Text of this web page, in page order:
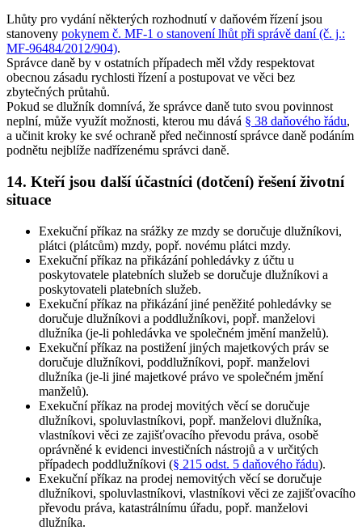
Lhůty pro vydání některých rozhodnutí v daňovém řízení jsou
stanoveny pokynem č. MF-1 o stanovení lhůt při správě daní (č. j.:
MF-96484/2012/904).
Správce daně by v ostatních případech měl vždy respektovat
obecnou zásadu rychlosti řízení a postupovat ve věci bez
zbytečných průtahů.
Pokud se dlužník domnívá, že správce daně tuto svou povinnost
neplní, může využít možnosti, kterou mu dává § 38 daňového řádu,
a učinit kroky ke své ochraně před nečinností správce daně podáním
podnětu nejblíže nadřízenému správci daně.
14. Kteří jsou další účastníci (dotčení) řešení životní
situace
Exekuční příkaz na srážky ze mzdy se doručuje dlužníkovi,
plátci (plátcům) mzdy, popř. novému plátci mzdy.
Exekuční příkaz na přikázání pohledávky z účtu u
poskytovatele platebních služeb se doručuje dlužníkovi a
poskytovateli platebních služeb.
Exekuční příkaz na přikázání jiné peněžité pohledávky se
doručuje dlužníkovi a poddlužníkovi, popř. manželovi
dlužníka (je-li pohledávka ve společném jmění manželů).
Exekuční příkaz na postižení jiných majetkových práv se
doručuje dlužníkovi, poddlužníkovi, popř. manželovi
dlužníka (je-li jiné majetkové právo ve společném jmění
manželů).
Exekuční příkaz na prodej movitých věcí se doručuje
dlužníkovi, spoluvlastníkovi, popř. manželovi dlužníka,
vlastníkovi věci ze zajišťovacího převodu práva, osobě
oprávněné k evidenci investičních nástrojů a v určitých
případech poddlužníkovi (§ 215 odst. 5 daňového řádu).
Exekuční příkaz na prodej nemovitých věcí se doručuje
dlužníkovi, spoluvlastníkovi, vlastníkovi věci ze zajišťovacího
převodu práva, katastrálnímu úřadu, popř. manželovi
dlužníka.